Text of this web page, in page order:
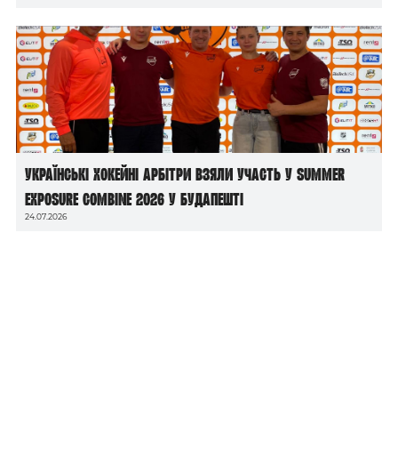
Українські хокейні арбітри взяли участь у Summer
Exposure Combine 2026 у Будапешті
24.07.2026